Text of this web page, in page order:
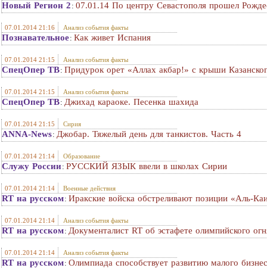
Новый Регион 2 : 07.01.14 По центру Севастополя прошел
07.01.2014 21:16 Анализ события факты
Познавательное: Как живет Испания
07.01.2014 21:15 Анализ события факты
СпецОпер ТВ: Придурок орет «Аллах акбар!» с крыши
07.01.2014 21:15 Анализ события факты
СпецОпер ТВ: Джихад караоке. Песенка шахида
07.01.2014 21:15 Сирия
ANNA-News: Джобар. Тяжелый день для танкистов. Часть 4
07.01.2014 21:14 Образование
Служу России: РУССКИЙ ЯЗЫК ввели в школах Сирии
07.01.2014 21:14 Военные действия
RT на русском: Иракские войска обстреливают позиции «Аль-
07.01.2014 21:14 Анализ события факты
RT на русском: Документалист RT об эстафете олимпийского
07.01.2014 21:14 Анализ события факты
RT на русском: Олимпиада способствует развитию малого